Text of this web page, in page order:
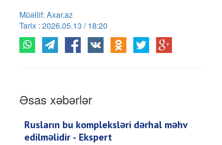
Müəllif: Axar.az
Tarix : 2026.05.13 / 18:20
Əsas xəbərlər
Rusların bu kompleksləri dərhal məhv
edilməlidir - Ekspert